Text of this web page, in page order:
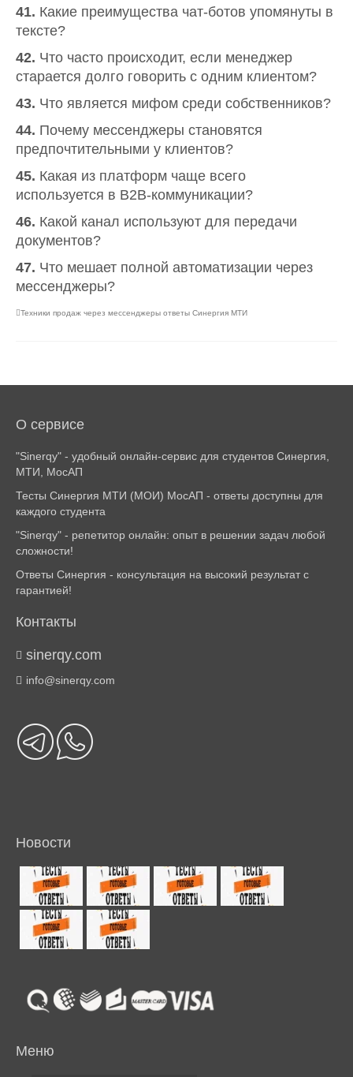
41. Какие преимущества чат-ботов упомянуты в
тексте?
42. Что часто происходит, если менеджер
старается долго говорить с одним клиентом?
43. Что является мифом среди собственников?
44. Почему мессенджеры становятся
предпочтительными у клиентов?
45. Какая из платформ чаще всего
используется в B2B-коммуникации?
46. Какой канал используют для передачи
документов?
47. Что мешает полной автоматизации через
мессенджеры?
Техники продаж через мессенджеры ответы Синергия МТИ
О сервисе
"Sinerqy" - удобный онлайн-сервис для студентов Синергия,
МТИ, МосАП
Тесты Синергия МТИ (МОИ) МосАП - ответы доступны для
каждого студента
"Sinerqy" - репетитор онлайн: опыт в решении задач любой
сложности!
Ответы Синергия - консультация на высокий результат с
гарантией!
Контакты
sinerqy.com
info@sinerqy.com
Новости
Меню